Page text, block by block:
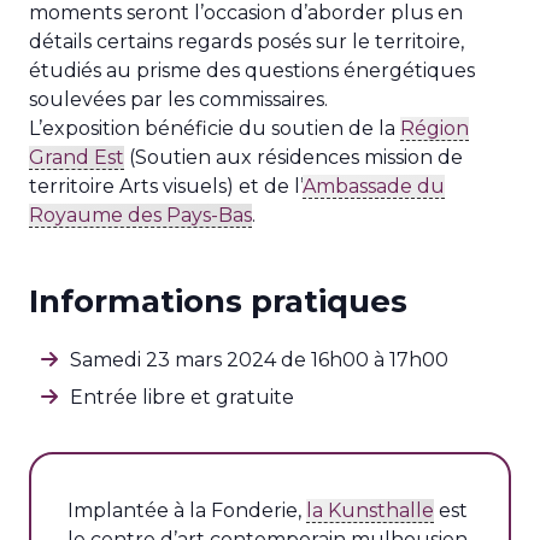
moments seront l’occasion d’aborder plus en
détails certains regards posés sur le territoire,
étudiés au prisme des questions énergétiques
soulevées par les commissaires.
L’exposition bénéficie du soutien de la Région
Grand Est (Soutien aux résidences mission de
territoire Arts visuels) et de l’Ambassade du
Royaume des Pays-Bas.
Informations pratiques
Samedi 23 mars 2024 de 16h00 à 17h00
Entrée libre et gratuite
Implantée à la Fonderie, la Kunsthalle est